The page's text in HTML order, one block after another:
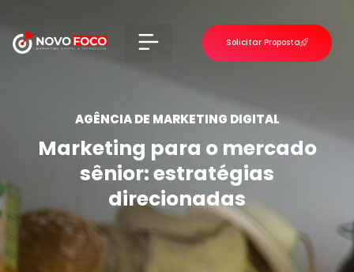
Solicitar Proposta
AGÊNCIA DE MARKETING DIGITAL
Marketing para o mercado
sênior: estratégias
direcionadas